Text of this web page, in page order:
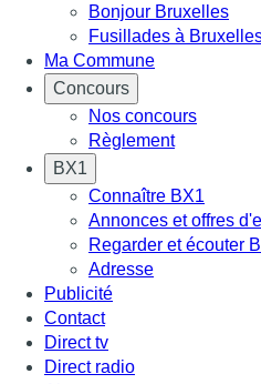
Bonjour Bruxelles
Fusillades à
Ma Commune
Concours
Nos concours
Règlement
BX1
Connaître BX1
Annonces et offres
Regarder et écouter
Adresse
Publicité
Contact
Direct tv
Direct radio